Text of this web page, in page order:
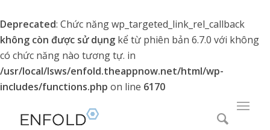
Deprecated: Chức năng wp_targeted_link_rel_callback
không còn được sử dụng kể từ phiên bản 6.7.0 với không
có chức năng nào tương tự. in
/usr/local/lsws/enfold.theappnow.net/html/wp-
includes/functions.php on line 6170